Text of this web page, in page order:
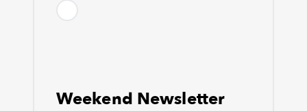
Weekend Newsletter